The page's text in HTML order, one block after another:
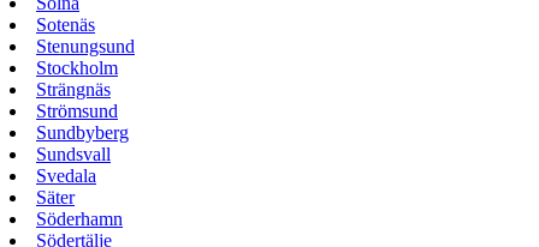
Sotenäs
Stenungsund
Stockholm
Strängnäs
Strömsund
Sundbyberg
Sundsvall
Svedala
Säter
Söderhamn
Södertälje